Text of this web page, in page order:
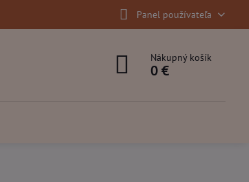
Panel používateľa
Nákupný košík
0 €